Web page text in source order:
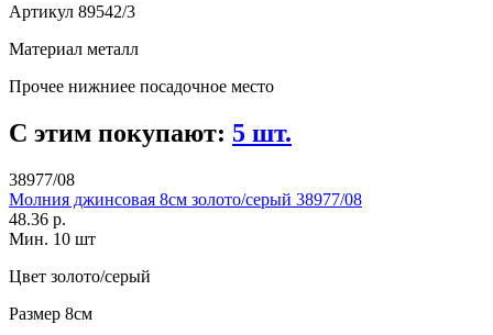
Артикул 89542/3
Материал металл
Прочее нижниее посадочное место
С этим покупают: 5 шт.
38977/08
Молния джинсовая 8см золото/серый 38977/08
48.36 р.
Мин. 10 шт
Цвет золото/серый
Размер 8см